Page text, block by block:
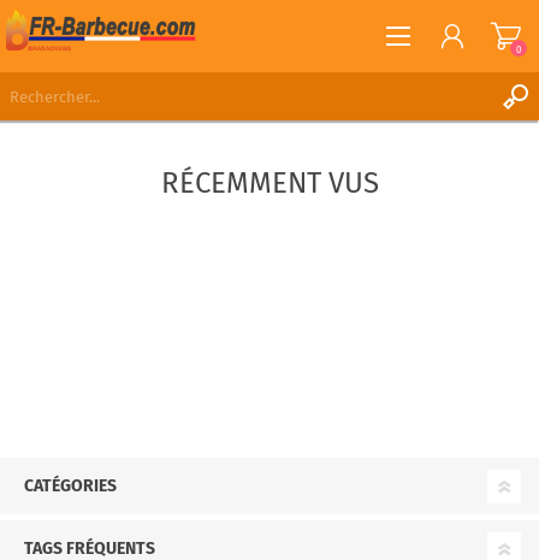
0
RÉCEMMENT VUS
CATÉGORIES
TAGS FRÉQUENTS